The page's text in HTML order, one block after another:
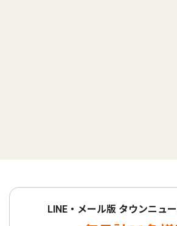
LINE・メール版 タウンニュ